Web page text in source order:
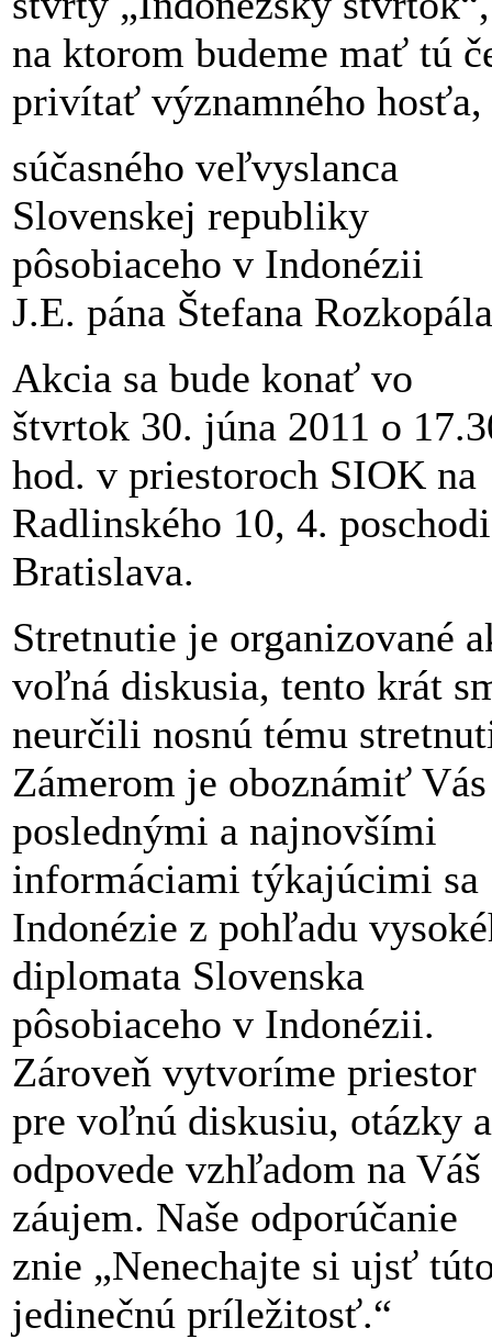
na ktorom budeme mať tú
privítať významného hosťa,
súčasného veľvyslanca
Slovenskej republiky
pôsobiaceho v Indonézii
J.E. pána Štefana
Akcia sa bude konať vo
štvrtok 30. júna 2011 o
hod. v priestoroch SIOK na
Radlinského 10, 4.
Bratislava.
Stretnutie je organizované
voľná diskusia, tento krát
neurčili nosnú tému
Zámerom je oboznámiť
poslednými a najnovšími
informáciami týkajúcimi sa
Indonézie z pohľadu
diplomata Slovenska
pôsobiaceho v Indonézii.
Zároveň vytvoríme priestor
pre voľnú diskusiu, otázky a
odpovede vzhľadom na Váš
záujem. Naše odporúčanie
znie „Nenechajte si ujsť
jedinečnú príležitosť.“